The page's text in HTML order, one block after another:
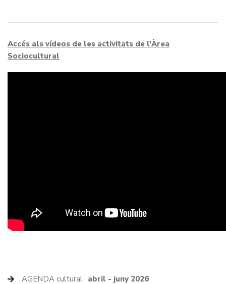
Accés als vídeos de les activitats de l'Àrea
Sociocultural
AGENDA cultural · abril - juny 2026